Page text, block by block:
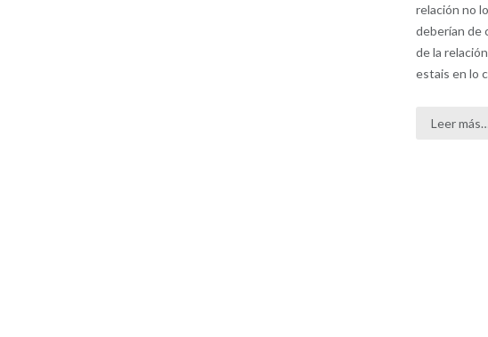
relación no
deberían de
de la
estais en lo
Leer